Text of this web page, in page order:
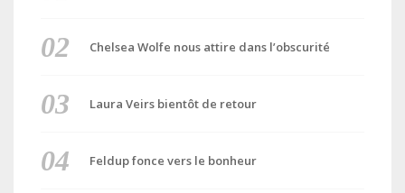
Chelsea Wolfe nous attire dans l’obscurité
Laura Veirs bientôt de retour
Feldup fonce vers le bonheur